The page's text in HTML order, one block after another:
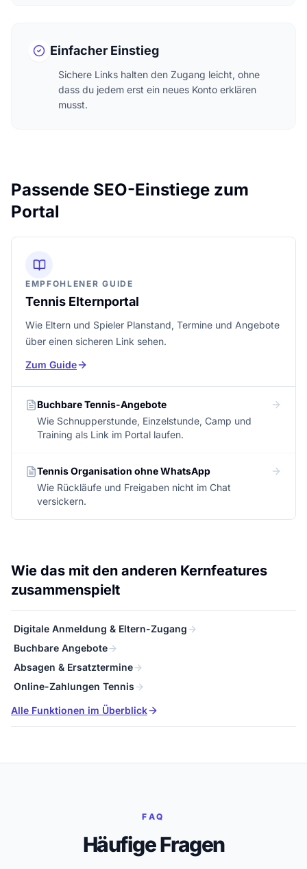
Einfacher Einstieg
Sichere Links halten den Zugang leicht, ohne
dass du jedem erst ein neues Konto erklären
musst.
Passende SEO-Einstiege zum
Portal
EMPFOHLENER GUIDE
Tennis Elternportal
Wie Eltern und Spieler Planstand, Termine und Angebote
über einen sicheren Link sehen.
Zum Guide
Buchbare Tennis-Angebote
Wie Schnupperstunde, Einzelstunde, Camp und
Training als Link im Portal laufen.
Tennis Organisation ohne WhatsApp
Wie Rückläufe und Freigaben nicht im Chat
versickern.
Wie das mit den anderen Kernfeatures
zusammenspielt
Digitale Anmeldung & Eltern-Zugang
Buchbare Angebote
Absagen & Ersatztermine
Online-Zahlungen Tennis
Alle Funktionen im Überblick
FAQ
Häufige Fragen